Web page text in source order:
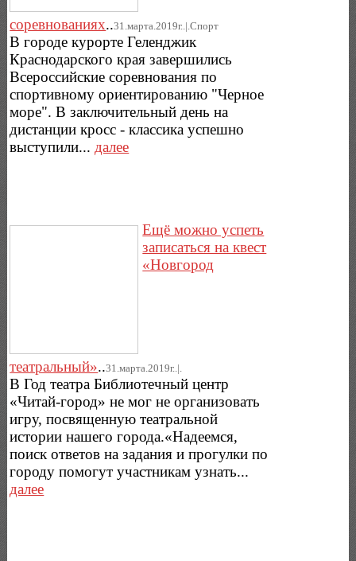
соревнованиях..31.марта.2019г..|.Спорт
В городе курорте Геленджик
Краснодарского края завершились
Всероссийские соревнования по
спортивному ориентированию "Черное
море". В заключительный день на
дистанции кросс - классика успешно
выступили...далее
Ещё можно успеть
записаться на квест
«Новгород
театральный»..31.марта.2019г..|.
В Год театра Библиотечный центр
«Читай-город» не мог не организовать
игру, посвященную театральной
истории нашего города.«Надеемся,
поиск ответов на задания и прогулки по
городу помогут участникам узнать...
далее